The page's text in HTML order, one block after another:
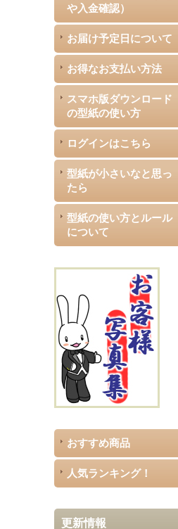
や入金確認）
お届け予定日について
お得なお支払い方法
スマホ版ダウンロード
の型紙の使い方
ログインはこちら
型紙が小さいなと思っ
たら
型紙の使い方とルール
について
おすすめ商品
人気ランキング！
更新情報